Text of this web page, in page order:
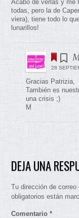
Acabo de verlas y me
todas, pero la de
viera), tiene todo lo
lunarillos!
28
Gracias Patrizia,
También es
una crisis ;)
M
DEJA UNA
Tu dirección de
obligatorios están
Comentario*